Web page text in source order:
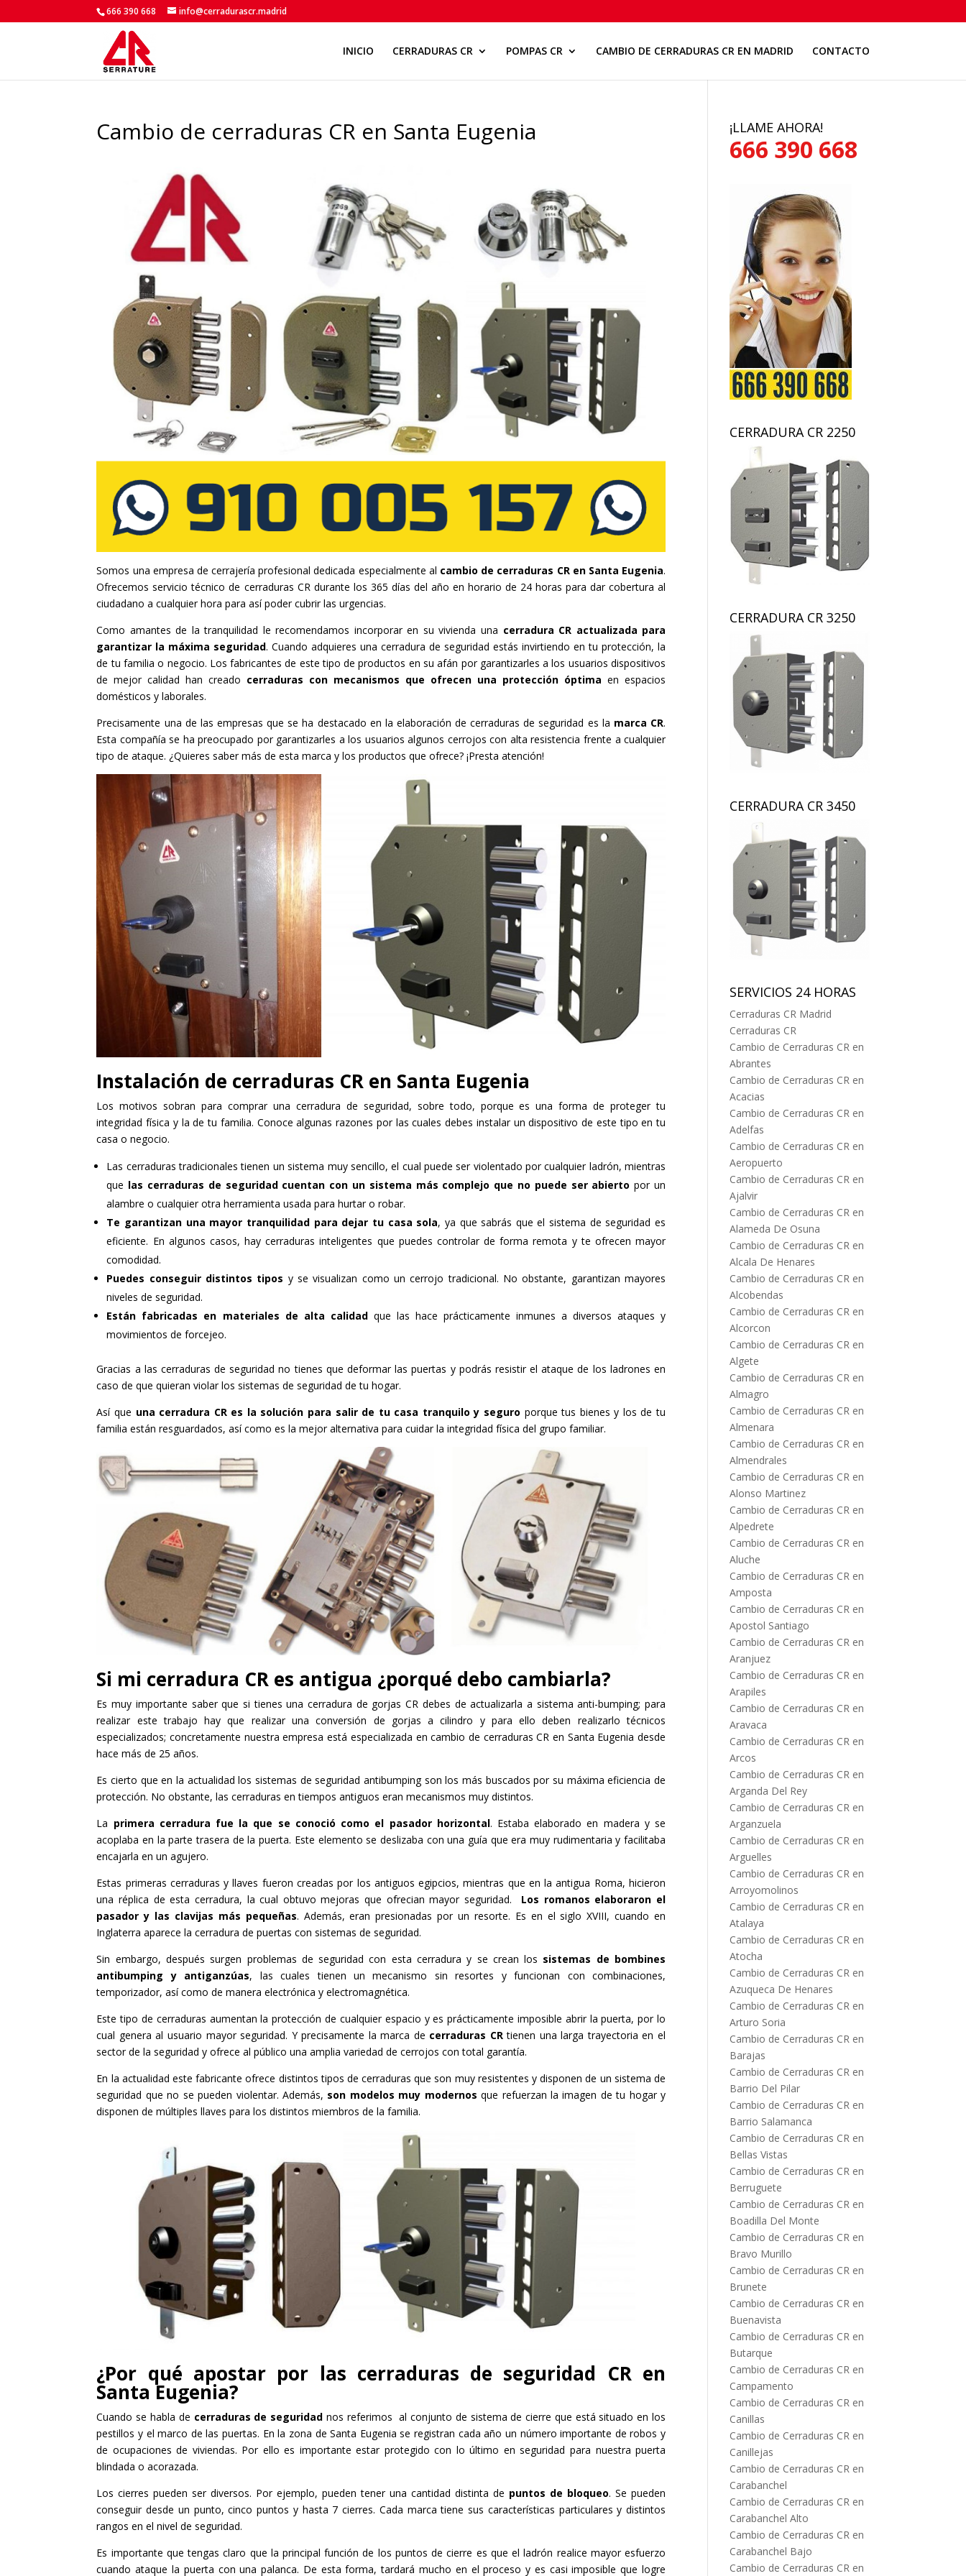
666 390 668 info@cerradurascr.madrid
INICIO CERRADURAS CR POMPAS CR CAMBIO DE CERRADURAS CR EN MADRID CONTACTO
Cambio de cerraduras CR en Santa Eugenia
Somos una empresa de cerrajería profesional dedicada especialmente al cambio de cerraduras CR en Santa Eugenia.
Ofrecemos servicio técnico de cerraduras CR durante los 365 días del año en horario de 24 horas para dar cobertura al
ciudadano a cualquier hora para así poder cubrir las urgencias.
Como amantes de la tranquilidad le recomendamos incorporar en su vivienda una cerradura CR actualizada para
garantizar la máxima seguridad. Cuando adquieres una cerradura de seguridad estás invirtiendo en tu protección, la
de tu familia o negocio. Los fabricantes de este tipo de productos en su afán por garantizarles a los usuarios dispositivos
de mejor calidad han creado cerraduras con mecanismos que ofrecen una protección óptima en espacios
domésticos y laborales.
Precisamente una de las empresas que se ha destacado en la elaboración de cerraduras de seguridad es la marca CR.
Esta compañía se ha preocupado por garantizarles a los usuarios algunos cerrojos con alta resistencia frente a cualquier
tipo de ataque. ¿Quieres saber más de esta marca y los productos que ofrece? ¡Presta atención!
Instalación de cerraduras CR en Santa Eugenia
Los motivos sobran para comprar una cerradura de seguridad, sobre todo, porque es una forma de proteger tu
integridad física y la de tu familia. Conoce algunas razones por las cuales debes instalar un dispositivo de este tipo en tu
casa o negocio.
Las cerraduras tradicionales tienen un sistema muy sencillo, el cual puede ser violentado por cualquier ladrón, mientras
que las cerraduras de seguridad cuentan con un sistema más complejo que no puede ser abierto por un
alambre o cualquier otra herramienta usada para hurtar o robar.
Te garantizan una mayor tranquilidad para dejar tu casa sola, ya que sabrás que el sistema de seguridad es
eficiente. En algunos casos, hay cerraduras inteligentes que puedes controlar de forma remota y te ofrecen mayor
comodidad.
Puedes conseguir distintos tipos y se visualizan como un cerrojo tradicional. No obstante, garantizan mayores
niveles de seguridad.
Están fabricadas en materiales de alta calidadque las hace prácticamente inmunes a diversos ataques y
movimientos de forcejeo.
Gracias a las cerraduras de seguridad no tienes que deformar las puertas y podrás resistir el ataque de los ladrones en
caso de que quieran violar los sistemas de seguridad de tu hogar.
Así que una cerradura CR es la solución para salir de tu casa tranquilo y seguro porque tus bienes y los de tu
familia están resguardados, así como es la mejor alternativa para cuidar la integridad física del grupo familiar.
Si mi cerradura CR es antigua ¿porqué debo cambiarla?
Es muy importante saber que si tienes una cerradura de gorjas CR debes de actualizarla a sistema anti-bumping; para
realizar este trabajo hay que realizar una conversión de gorjas a cilindro y para ello deben realizarlo técnicos
especializados; concretamente nuestra empresa está especializada en cambio de cerraduras CR en Santa Eugenia desde
hace más de 25 años.
Es cierto que en la actualidad los sistemas de seguridad antibumping son los más buscados por su máxima eficiencia de
protección. No obstante, las cerraduras en tiempos antiguos eran mecanismos muy distintos.
La primera cerradura fue la que se conoció como el pasador horizontal. Estaba elaborado en madera y se
acoplaba en la parte trasera de la puerta. Este elemento se deslizaba con una guía que era muy rudimentaria y facilitaba
encajarla en un agujero.
Estas primeras cerraduras y llaves fueron creadas por los antiguos egipcios, mientras que en la antigua Roma, hicieron
una réplica de esta cerradura, la cual obtuvo mejoras que ofrecian mayor seguridad. Los romanos elaboraron el
pasador y las clavijas más pequeñas. Además, eran presionadas por un resorte. Es en el siglo XVIII, cuando en
Inglaterra aparece la cerradura de puertas con sistemas de seguridad.
Sin embargo, después surgen problemas de seguridad con esta cerradura y se crean los sistemas de bombines
antibumping
y antiganzúas, las cuales tienen un mecanismo sin resortes y funcionan con combinaciones,
temporizador, así como de manera electrónica y electromagnética.
Este tipo de cerraduras aumentan la protección de cualquier espacio y es prácticamente imposible abrir la puerta, por lo
cual genera al usuario mayor seguridad. Y precisamente la marca de cerraduras CRtienen una larga trayectoria en el
sector de la seguridad y ofrece al público una amplia variedad de cerrojos con total garantía.
En la actualidad este fabricante ofrece distintos tipos de cerraduras que son muy resistentes y disponen de un sistema de
seguridad que no se pueden violentar. Además, son modelos muy modernos que refuerzan la imagen de tu hogar y
disponen de múltiples llaves para los distintos miembros de la familia.
¿Por qué apostar por las cerraduras de seguridad CR en
Santa Eugenia?
Cuando se habla de cerraduras de seguridad nos referimos al conjunto de sistema de cierre que está situado en los
pestillos y el marco de las puertas. En la zona de Santa Eugenia se registran cada año un número importante de robos y
de ocupaciones de viviendas. Por ello es importante estar protegido con lo último en seguridad para nuestra puerta
blindada o acorazada.
Los cierres pueden ser diversos. Por ejemplo, pueden tener una cantidad distinta de puntos de bloqueo. Se pueden
conseguir desde un punto, cinco puntos y hasta 7 cierres. Cada marca tiene sus características particulares y distintos
rangos en el nivel de seguridad.
Es importante que tengas claro que la principal función de los puntos de cierre es que el ladrón realice mayor esfuerzo
cuando ataque la puerta con una palanca. De esta forma, tardará mucho en el proceso y es casi imposible que logre
¡LLAME AHORA!
666 390 668
CERRADURA CR 2250
CERRADURA CR 3250
CERRADURA CR 3450
SERVICIOS 24 HORAS
Cerraduras CR Madrid
Cerraduras CR
Cambio de Cerraduras CR en
Abrantes
Cambio de Cerraduras CR en
Acacias
Cambio de Cerraduras CR en
Adelfas
Cambio de Cerraduras CR en
Aeropuerto
Cambio de Cerraduras CR en
Ajalvir
Cambio de Cerraduras CR en
Alameda De Osuna
Cambio de Cerraduras CR en
Alcala De Henares
Cambio de Cerraduras CR en
Alcobendas
Cambio de Cerraduras CR en
Alcorcon
Cambio de Cerraduras CR en
Algete
Cambio de Cerraduras CR en
Almagro
Cambio de Cerraduras CR en
Almenara
Cambio de Cerraduras CR en
Almendrales
Cambio de Cerraduras CR en
Alonso Martinez
Cambio de Cerraduras CR en
Alpedrete
Cambio de Cerraduras CR en
Aluche
Cambio de Cerraduras CR en
Amposta
Cambio de Cerraduras CR en
Apostol Santiago
Cambio de Cerraduras CR en
Aranjuez
Cambio de Cerraduras CR en
Arapiles
Cambio de Cerraduras CR en
Aravaca
Cambio de Cerraduras CR en
Arcos
Cambio de Cerraduras CR en
Arganda Del Rey
Cambio de Cerraduras CR en
Arganzuela
Cambio de Cerraduras CR en
Arguelles
Cambio de Cerraduras CR en
Arroyomolinos
Cambio de Cerraduras CR en
Atalaya
Cambio de Cerraduras CR en
Atocha
Cambio de Cerraduras CR en
Azuqueca De Henares
Cambio de Cerraduras CR en
Arturo Soria
Cambio de Cerraduras CR en
Barajas
Cambio de Cerraduras CR en
Barrio Del Pilar
Cambio de Cerraduras CR en
Barrio Salamanca
Cambio de Cerraduras CR en
Bellas Vistas
Cambio de Cerraduras CR en
Berruguete
Cambio de Cerraduras CR en
Boadilla Del Monte
Cambio de Cerraduras CR en
Bravo Murillo
Cambio de Cerraduras CR en
Brunete
Cambio de Cerraduras CR en
Buenavista
Cambio de Cerraduras CR en
Butarque
Cambio de Cerraduras CR en
Campamento
Cambio de Cerraduras CR en
Canillas
Cambio de Cerraduras CR en
Canillejas
Cambio de Cerraduras CR en
Carabanchel
Cambio de Cerraduras CR en
Carabanchel Alto
Cambio de Cerraduras CR en
Carabanchel Bajo
Cambio de Cerraduras CR en